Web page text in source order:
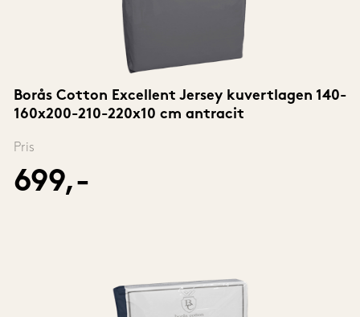
Borås Cotton Excellent Jersey kuvertlagen 140-
160x200-210-220x10 cm antracit
Pris
699,-